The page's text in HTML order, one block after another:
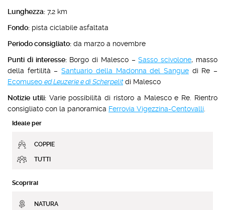
Lunghezza: 7,2 km
Fondo: pista ciclabile asfaltata
Periodo consigliato: da marzo a novembre
Punti di interesse:Borgo di Malesco –Sasso scivolone, masso
della fertilità –Santuario della Madonna del Sanguedi Re –
Ecomuseo ed Leuzerie e di Scherpelitdi Malesco
Notizie utili:Varie possibilità di ristoro a Malesco e Re. Rientro
consigliato con la panoramica Ferrovia Vigezzina-Centovalli
Ideale per
COPPIE
TUTTI
Scoprirai
NATURA